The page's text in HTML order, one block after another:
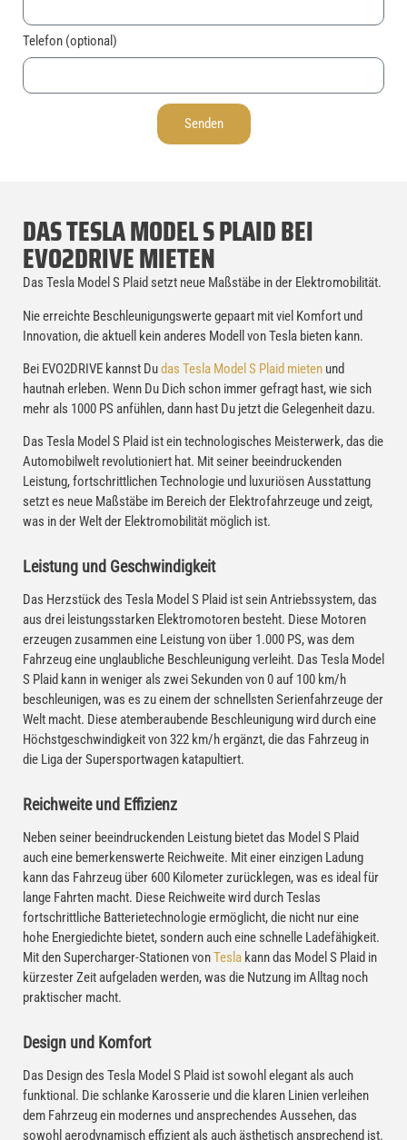
Telefon (optional)
Senden
DAS TESLA MODEL S PLAID BEI
EVO2DRIVE MIETEN
Das Tesla Model S Plaid setzt neue Maßstäbe in der Elektromobilität.
Nie erreichte Beschleunigungswerte gepaart mit viel Komfort und
Innovation, die aktuell kein anderes Modell von Tesla bieten kann.
Bei EVO2DRIVE kannst Dudas Tesla Model S Plaid mieten und
hautnah erleben. Wenn Du Dich schon immer gefragt hast, wie sich
mehr als 1000 PS anfühlen, dann hast Du jetzt die Gelegenheit dazu.
Das Tesla Model S Plaid ist ein technologisches Meisterwerk, das die
Automobilwelt revolutioniert hat. Mit seiner beeindruckenden
Leistung, fortschrittlichen Technologie und luxuriösen Ausstattung
setzt es neue Maßstäbe im Bereich der Elektrofahrzeuge und zeigt,
was in der Welt der Elektromobilität möglich ist.
Leistung und Geschwindigkeit
Das Herzstück des Tesla Model S Plaid ist sein Antriebssystem, das
aus drei leistungsstarken Elektromotoren besteht. Diese Motoren
erzeugen zusammen eine Leistung von über 1.000 PS, was dem
Fahrzeug eine unglaubliche Beschleunigung verleiht. Das Tesla Model
S Plaid kann in weniger als zwei Sekunden von 0 auf 100 km/h
beschleunigen, was es zu einem der schnellsten Serienfahrzeuge der
Welt macht. Diese atemberaubende Beschleunigung wird durch eine
Höchstgeschwindigkeit von 322 km/h ergänzt, die das Fahrzeug in
die Liga der Supersportwagen katapultiert.
Reichweite und Effizienz
Neben seiner beeindruckenden Leistung bietet das Model S Plaid
auch eine bemerkenswerte Reichweite. Mit einer einzigen Ladung
kann das Fahrzeug über 600 Kilometer zurücklegen, was es ideal für
lange Fahrten macht. Diese Reichweite wird durch Teslas
fortschrittliche Batterietechnologie ermöglicht, die nicht nur eine
hohe Energiedichte bietet, sondern auch eine schnelle Ladefähigkeit.
Mit den Supercharger-Stationen vonTesla kann das Model S Plaid in
kürzester Zeit aufgeladen werden, was die Nutzung im Alltag noch
praktischer macht.
Design und Komfort
Das Design des Tesla Model S Plaid ist sowohl elegant als auch
funktional. Die schlanke Karosserie und die klaren Linien verleihen
dem Fahrzeug ein modernes und ansprechendes Aussehen, das
sowohl aerodynamisch effizient als auch ästhetisch ansprechend ist.